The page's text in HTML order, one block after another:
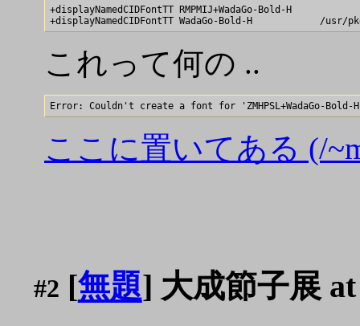
+displayNamedCIDFontTT RMPMIJ+WadaGo-Bold-H
これって何の ..
ここに置いてある (/
#2 [無題] 大成節子展